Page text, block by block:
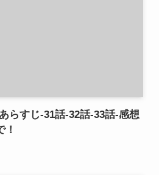
らすじ-31話-32話-33話-感想